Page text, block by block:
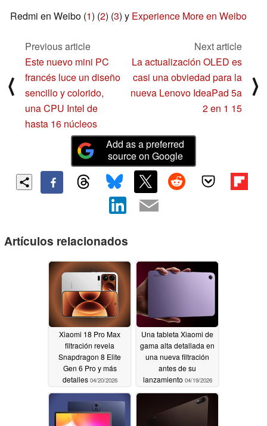
Redmi en Weibo (1) (2) (3) y Experience More en Weibo
⟨
Previous article
Este nuevo mini PC
francés luce un diseño
sencillo y colorido,
una CPU Intel de
hasta 16 núcleos
Next article
La actualización OLED es
casi una obviedad para la
nueva Lenovo IdeaPad 5a
2 en 1 15
⟩
Add as a preferred
source on Google
Artículos relacionados
Xiaomi 18 Pro Max
filtración revela
Snapdragon 8 Elite
Gen 6 Pro y más
detalles 04/20/2026
Una tableta Xiaomi de
gama alta detallada en
una nueva filtración
antes de su
lanzamiento 04/19/2026